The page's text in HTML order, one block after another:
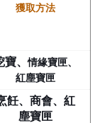
獲取方法
寶、情緣寶匣、
紅塵寶匣
飪、商會、紅
塵寶匣